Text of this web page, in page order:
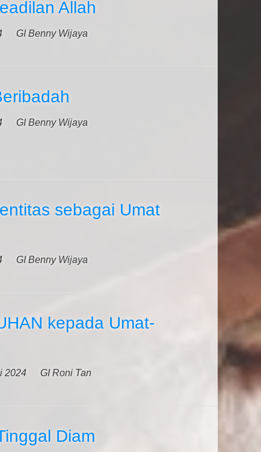
Allah
GI Benny Wijaya
GI Benny Wijaya
sebagai Umat
GI Benny Wijaya
kepada Umat-
2024 GI Roni Tan
Diam